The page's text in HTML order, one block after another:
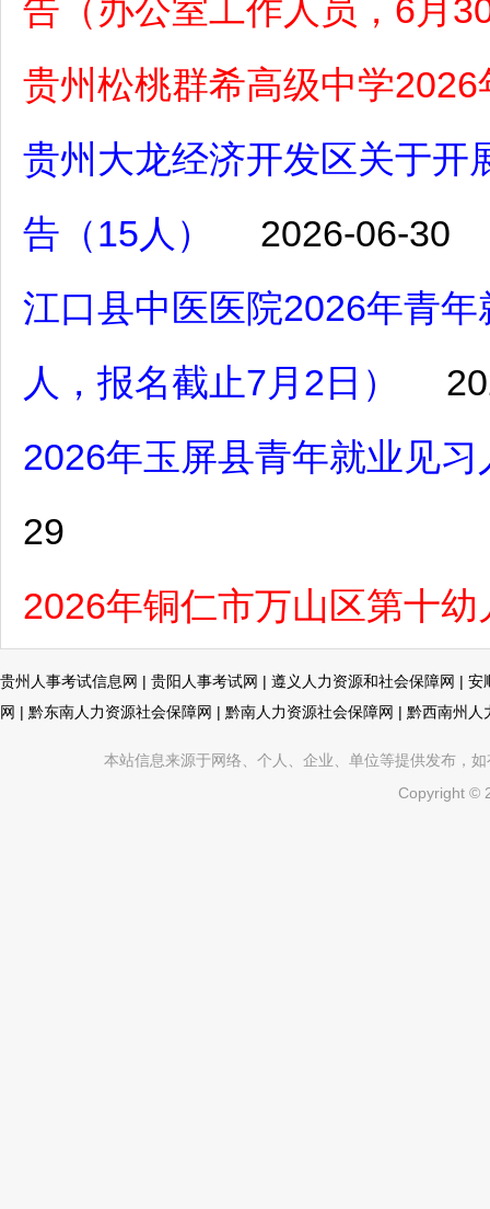
告（办公室工作人员，6月
贵州松桃群希高级中学
贵州大龙经济开发区关于开
告（15人）
2026-06-30
江口县中医医院2026年青
人，报名截止7月2日）
2026年玉屏县青年就业见
29
2026年铜仁市万山区第十
贵州人事考试信息网 | 贵阳人事考试网 | 遵义人力资源和社会保障网 | 安
网 | 黔东南人力资源社会保障网 | 黔南人力资源社会保障网 | 黔西南州人
本站信息来源于网络、个人、企业、单位等提供发布，
Copyright ©